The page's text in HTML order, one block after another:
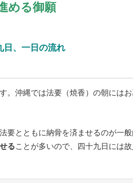
める御願
日、一日の流れ
沖縄では法要（焼香）の朝にはお
要とともに納骨を済ませるのが一
ることが多いので、四十九日には